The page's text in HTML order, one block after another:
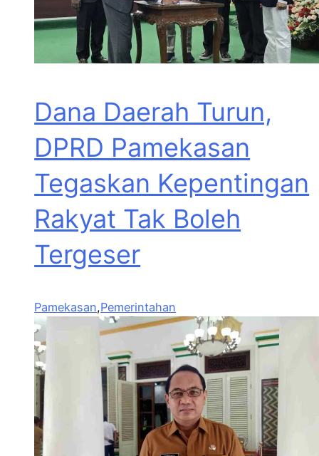
Dana Daerah Turun,
DPRD Pamekasan
Tegaskan Kepentingan
Rakyat Tak Boleh
Tergeser
Pamekasan,Pemerintahan